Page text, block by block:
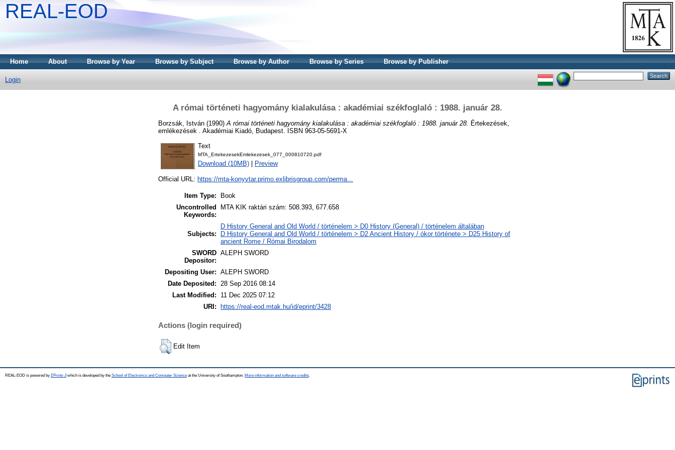
REAL-EOD
Home About Browse by Year Browse by Subject Browse by Author Browse by Series Browse by Publisher
Login
A római történeti hagyomány kialakulása : akadémiai székfoglaló : 1988. január 28.
Borzsák, István (1990) A római történeti hagyomány kialakulása : akadémiai székfoglaló : 1988. január 28. Értekezések,
emlékezések . Akadémiai Kiadó, Budapest. ISBN 963-05-5691-X
Text
MTA_ErtekezesekEmlekezesek_077_000810720.pdf
Download (10MB) Preview
Official URL: https://mta-konyvtar.primo.exlibrisgroup.com/perma...
Item Type:
Book
Uncontrolled
Keywords:
MTA KIK raktári szám: 508.393, 677.658
Subjects:
D History General and Old World / történelem > D0 History (General) / történelem általában
D History General and Old World / történelem > D2 Ancient History / ókor története > D25 History of
ancient Rome / Római Birodalom
SWORD
Depositor:
ALEPH SWORD
Depositing User: ALEPH SWORD
Date Deposited: 28 Sep 2016 08:14
Last Modified:
11 Dec 2025 07:12
URI:
https://real-eod.mtak.hu/id/eprint/3428
Actions (login required)
Edit Item
REAL-EOD is powered by EPrints 3which is developed by the School of Electronics and Computer Science at the University of Southampton. More information and software credits